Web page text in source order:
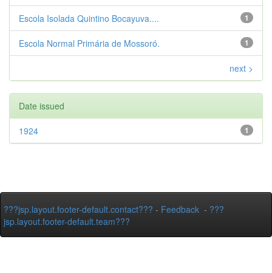
1
Escola Isolada Quintino Bocayuva....
1
Escola Normal Primária de Mossoró.
next >
Date issued
1
1924
???jsp.layout.footer-default.contact??? - Feedback - ???
jsp.layout.footer-default.team???